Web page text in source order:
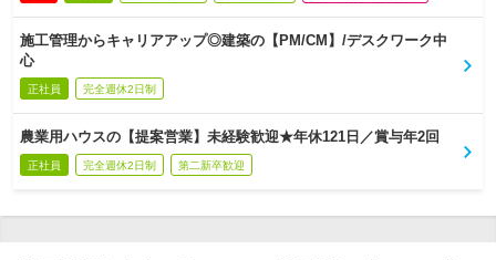
施工管理からキャリアアップ◎建築の【PM/CM】/デスクワーク中
心
正社員 完全週休2日制
農業用ハウスの【提案営業】未経験歓迎★年休121日／賞与年2回
正社員 完全週休2日制 第二新卒歓迎